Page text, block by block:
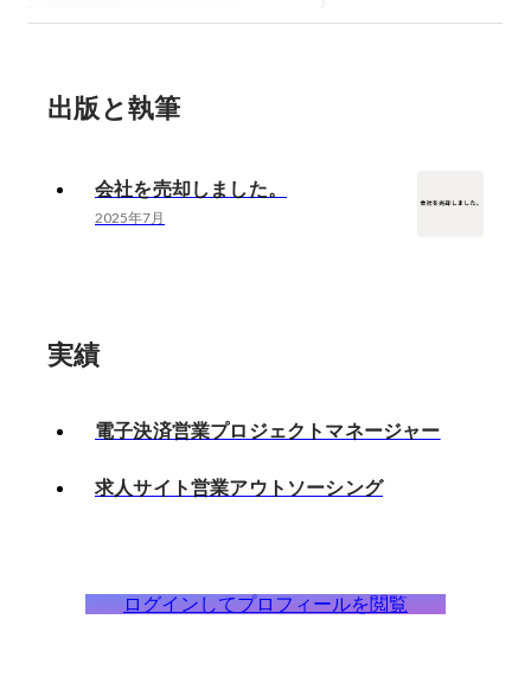
出版と執筆
会社を売却しました。
2025年7月
実績
電子決済営業プロジェクトマネージャー
求人サイト営業アウトソーシング
ログインしてプロフィールを閲覧